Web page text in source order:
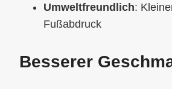
Umweltfreundlich:
Fußabdruck
Besserer